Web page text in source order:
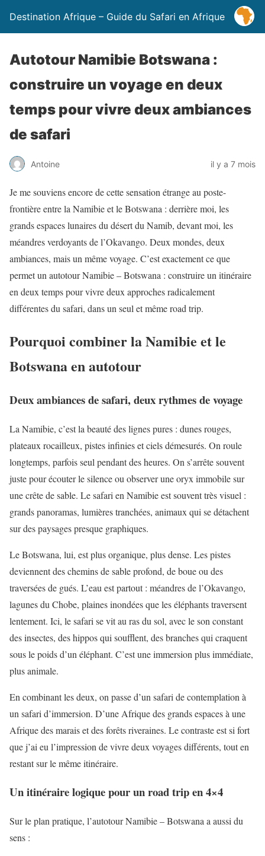
Destination Afrique – Guide du Safari en Afrique
Autotour Namibie Botswana :
construire un voyage en deux
temps pour vivre deux ambiances
de safari
Antoine il y a 7 mois
Je me souviens encore de cette sensation étrange au poste-
frontière entre la Namibie et le Botswana : derrière moi, les
grands espaces lunaires du désert du Namib, devant moi, les
méandres verdoyants de l’Okavango. Deux mondes, deux
ambiances, mais un même voyage. C’est exactement ce que
permet un autotour Namibie – Botswana : construire un itinéraire
en deux temps pour vivre deux approches radicalement
différentes du safari, dans un seul et même road trip.
Pourquoi combiner la Namibie et le
Botswana en autotour
Deux ambiances de safari, deux rythmes de voyage
La Namibie, c’est la beauté des lignes pures : dunes rouges,
plateaux rocailleux, pistes infinies et ciels démesurés. On roule
longtemps, parfois seul pendant des heures. On s’arrête souvent
juste pour écouter le silence ou observer une oryx immobile sur
une crête de sable. Le safari en Namibie est souvent très visuel :
grands panoramas, lumières tranchées, animaux qui se détachent
sur des paysages presque graphiques.
Le Botswana, lui, est plus organique, plus dense. Les pistes
deviennent des chemins de sable profond, de boue ou des
traversées de gués. L’eau est partout : méandres de l’Okavango,
lagunes du Chobe, plaines inondées que les éléphants traversent
lentement. Ici, le safari se vit au ras du sol, avec le son constant
des insectes, des hippos qui soufflent, des branches qui craquent
sous le poids d’un éléphant. C’est une immersion plus immédiate,
plus animale.
En combinant les deux, on passe d’un safari de contemplation à
un safari d’immersion. D’une Afrique des grands espaces à une
Afrique des marais et des forêts riveraines. Le contraste est si fort
que j’ai eu l’impression de vivre deux voyages différents, tout en
restant sur le même itinéraire.
Un itinéraire logique pour un road trip en 4×4
Sur le plan pratique, l’autotour Namibie – Botswana a aussi du
sens :